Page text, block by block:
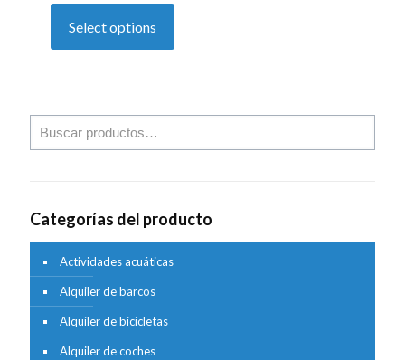
Select options
Categorías del producto
Actividades acuáticas
Alquiler de barcos
Alquiler de bicicletas
Alquiler de coches